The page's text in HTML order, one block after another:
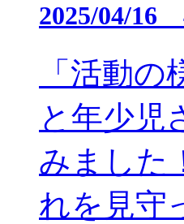
2025/04/
「活動
と年少児
みました
れを見守